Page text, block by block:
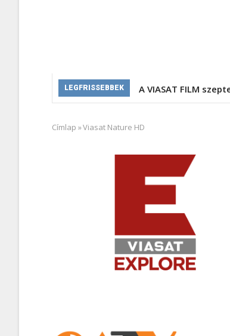
LEGFRISSEBBEK A VIASAT FILM
Morzsa
Címlap »Viasat Nature HD